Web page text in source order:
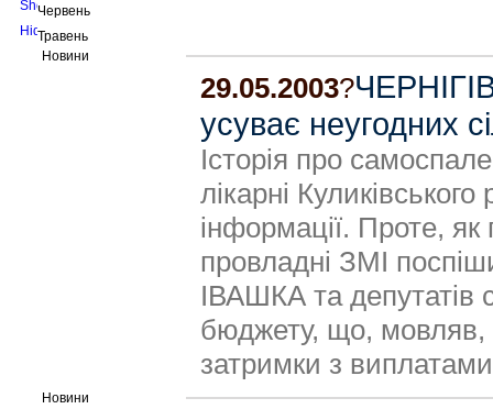
Червень
Травень
Новини
29.05.2003?
усуває неугодних
Iсторiя про
лiкарнi
iнформацiї. Проте, як
провладнi ЗМI
IВАШКА та депутатiв
бюджету, що, мовляв,
затримки з
Новини